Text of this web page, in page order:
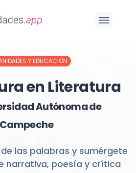
Y EDUCACIÓN
en Literatura
Autónoma de
Campeche
las palabras y sumérgete
narrativa, poesía y crítica